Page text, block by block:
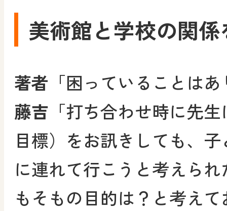
美術館と学校の関
著者 「困っていることは
藤吉 「打ち合わせ時に先
目標）をお訊きしても、
に連れて行こうと考えら
もそもの目的は？と考え